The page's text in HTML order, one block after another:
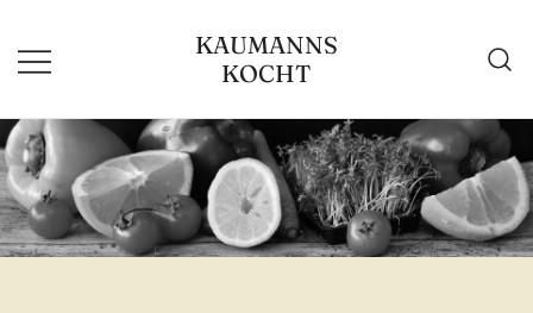
Inhalt
springen
KAUMANNS
KOCHT